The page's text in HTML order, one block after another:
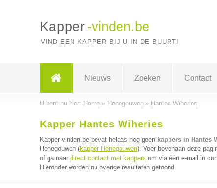
Kapper -vinden.be
VIND EEN KAPPER BIJ U IN DE BUURT!
Nieuws Zoeken Contact
U bent nu hier: Home» Henegouwen» Hantes Wiheries
Kapper Hantes Wiheries
Kapper-vinden.be bevat helaas nog geen kappers in Hantes
Henegouwen (kapper Henegouwen). Voer bovenaan deze
of ga naar direct contact met kappers om via één e-mail in
Hieronder worden nu overige resultaten getoond.